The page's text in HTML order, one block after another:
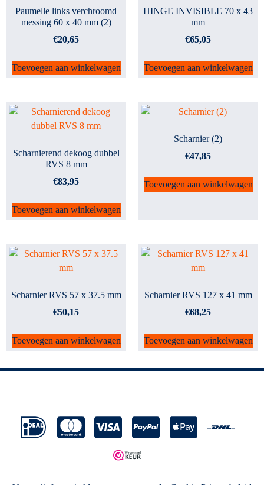
Paumelle links verchroomd
messing 60 x 40 mm (2)
€20,65
Toevoegen aan winkelwagen
HINGE INVISIBLE 70 x 43
mm
€65,05
Toevoegen aan winkelwagen
Scharnierend dekoog dubbel
RVS 8 mm
€83,95
Toevoegen aan winkelwagen
Scharnier (2)
€47,85
Toevoegen aan winkelwagen
Scharnier RVS 57 x 37.5 mm
€50,15
Toevoegen aan winkelwagen
Scharnier RVS 127 x 41 mm
€68,25
Toevoegen aan winkelwagen